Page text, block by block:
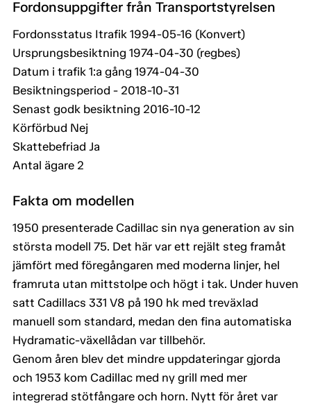
Fordonsuppgifter från Transportstyrelsen
Fordonsstatus Itrafik 1994-05-16 (Konvert)
Ursprungsbesiktning 1974-04-30 (regbes)
Datum i trafik 1:a gång 1974-04-30
Besiktningsperiod - 2018-10-31
Senast godk besiktning 2016-10-12
Körförbud Nej
Skattebefriad Ja
Antal ägare 2
Fakta om modellen
1950 presenterade Cadillac sin nya generation av sin
största modell 75. Det här var ett rejält steg framåt
jämfört med föregångaren med moderna linjer, hel
framruta utan mittstolpe och högt i tak. Under huven
satt Cadillacs 331 V8 på 190 hk med treväxlad
manuell som standard, medan den fina automatiska
Hydramatic-växellådan var tillbehör.
Genom åren blev det mindre uppdateringar gjorda
och 1953 kom Cadillac med ny grill med mer
integrerad stötfångare och horn. Nytt för året var